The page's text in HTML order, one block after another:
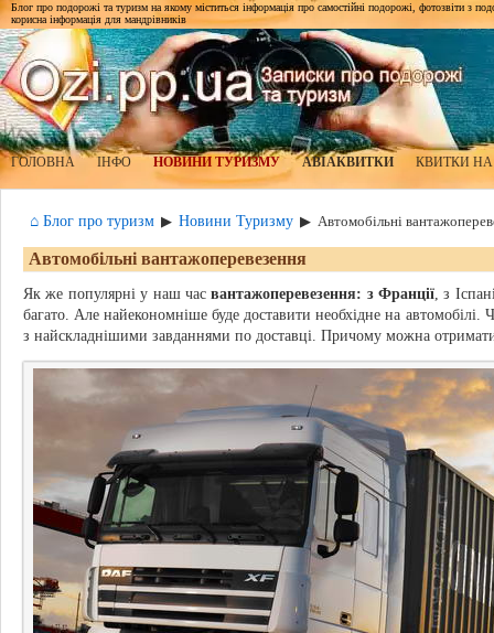
Блог про подорожі та туризм на якому міститься інформація про самостійні подорожі, фотозвіти з
корисна інформація для мандрівників
ГОЛОВНА ІНФО НОВИНИ ТУРИЗМУ АВІАКВИТКИ КВИТКИ
⌂ Блог про туризм ▶ Новини Туризму ▶ Автомобільні
Автомобільні вантажоперевезення
Як же популярні у наш часвантажоперевезення: з Франції, з
багато. Але найекономніше буде доставити необхідне на
з найскладнішими завданнями по доставці. Причому можна отримати